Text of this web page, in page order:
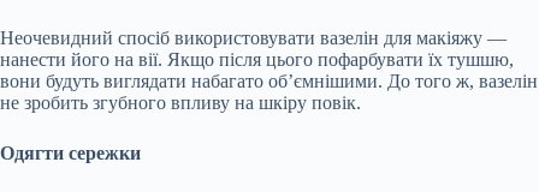
Неочевидний спосіб використовувати вазелін для макіяжу —
нанести його на вії. Якщо після цього пофарбувати їх тушшю,
вони будуть виглядати набагато об’ємнішими. До того ж, вазелін
не зробить згубного впливу на шкіру повік.
Одягти сережки